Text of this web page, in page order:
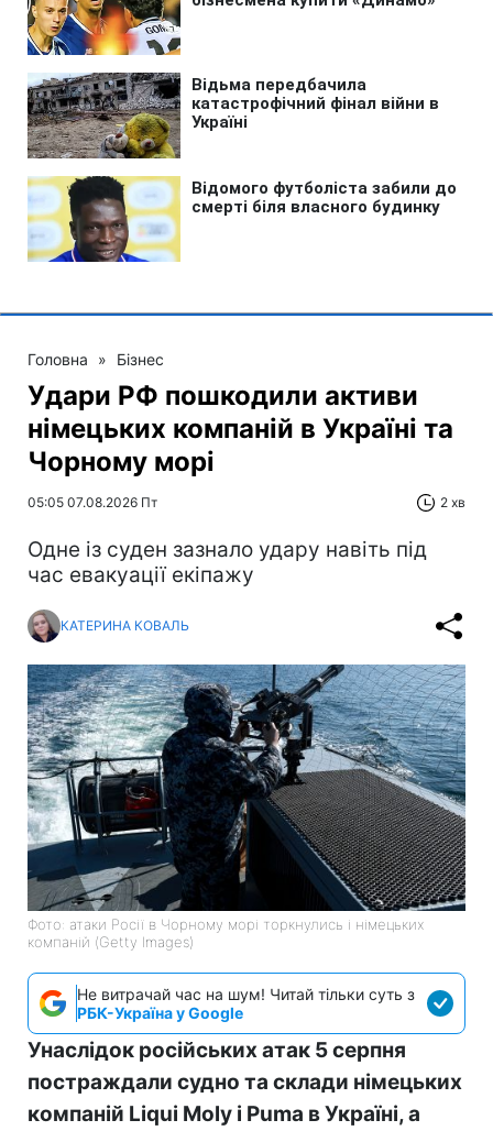
Головна » Бізнес
Удари РФ пошкодили активи
німецьких компаній в Україні та
Чорному морі
05:05 07.08.2026 Пт 2 хв
Одне із суден зазнало удару навіть під
час евакуації екіпажу
КАТЕРИНА КОВАЛЬ
Фото: атаки Росії в Чорному морі торкнулись і німецьких
компаній (Getty Images)
Не витрачай час на шум! Читай тільки суть з
РБК-Україна у Google
Унаслідок російських атак 5 серпня
постраждали судно та склади німецьких
компаній Liqui Moly і Puma в Україні, а